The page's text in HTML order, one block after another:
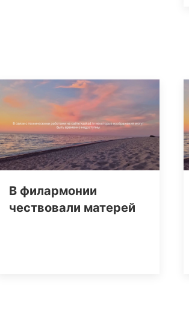
В филармонии
чествовали матерей